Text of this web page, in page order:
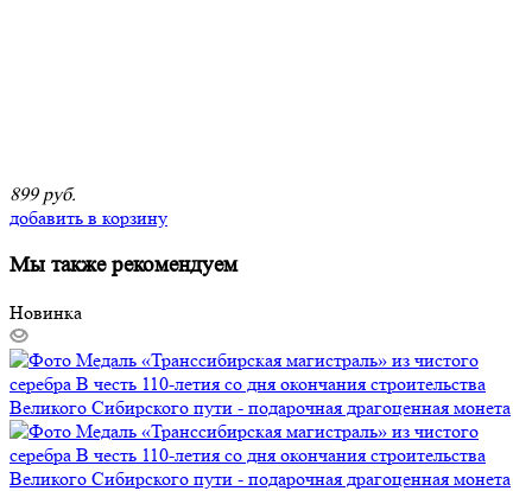
899 руб.
добавить в корзину
Мы такжерекомендуем
Новинка